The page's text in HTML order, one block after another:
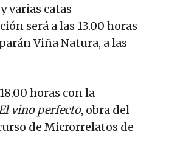
varias catas
será a las 13.00 horas
Viña Natura, a las
horas con la
vino perfecto, obra del
de Microrrelatos de